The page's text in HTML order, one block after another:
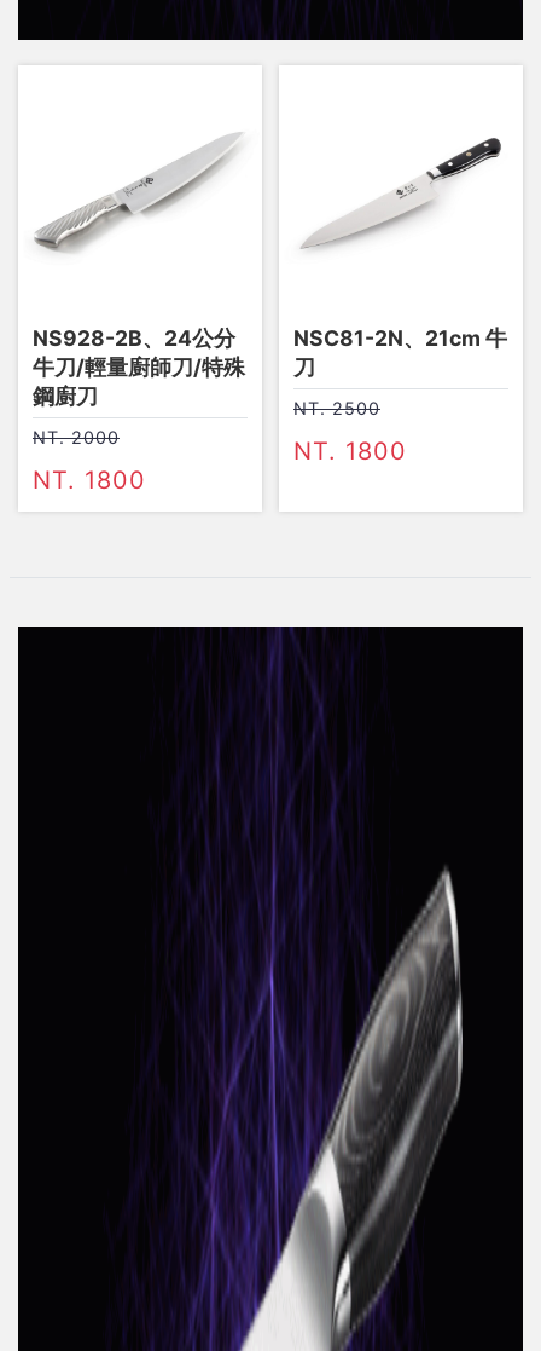
NS928-2B、24公分
牛刀/輕量廚師刀/特殊
鋼廚刀
NT. 2000
NT. 1800
NSC81-2N、21cm 牛
刀
NT. 2500
NT. 1800